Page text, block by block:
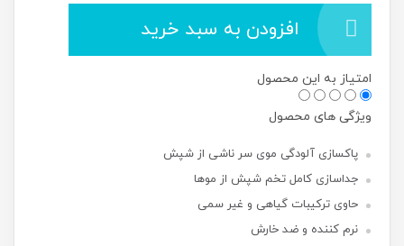
افزودن به سبد خرید
امتیاز به این محصول
ویژگی های محصول
پاکسازی آلودگی موی سر ناشی از شپش
جداسازی کامل تخم شپش از موها
حاوی ترکیبات گیاهی و غیر سمی
نرم کننده و ضد خارش